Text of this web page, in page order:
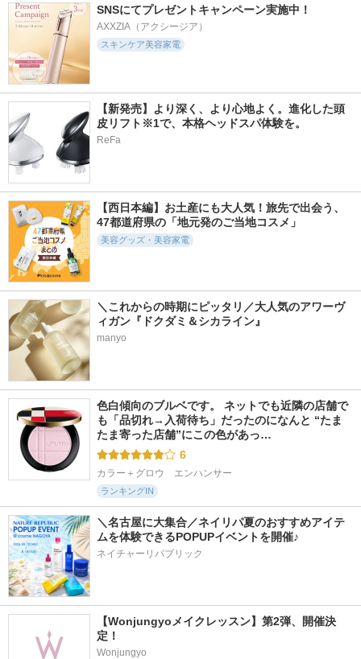
@cosme STORE
リアルックミラー
ロージーローザ
4.9
4516件
スプリングパワーカ
5.3
2105件
ダブルエンドアイブ
5.7
3978件
パウダーブラシＥＸ
ロージーローザ
ルブロック 紙パウ
ダー
コーセーコスメニエン
ァンデーションブラ
シ
SNSにてプレゼントキャンペーン実施中！
AXXZIA（アクシージア）
スキンケア美容家電
【新発売】より深く、より心地よく。進化した頭
皮リフト※1で、本格ヘッドスパ体験を。
ReFa
【西日本編】お土産にも大人気！旅先で出会う、
47都道府県の「地元発のご当地コスメ」
美容グッズ・美容家電
＼これからの時期にピッタリ／大人気のアワーヴ
ィガン『ドクダミ＆シカライン』
manyo
色白傾向のブルベです。 ネットでも近隣の店舗で
も「品切れ→入荷待ち」だったのになんと “たま
たま寄った店舗”にこの色があっ…
6
カラー＋グロウ　エンハンサー
ランキングIN
＼名古屋に大集合／ネイリパ夏のおすすめアイテ
ムを体験できるPOPUPイベントを開催♪
ネイチャーリパブリック
【Wonjungyoメイクレッスン】第2弾、開催決
定！
Wonjungyo